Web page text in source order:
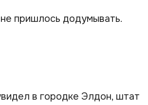
пришлось додумывать.
в городке Элдон, штат